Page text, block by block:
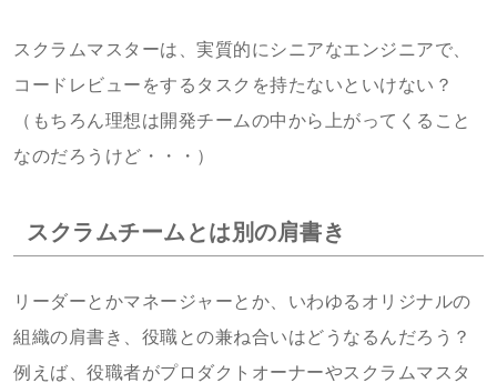
スクラムマスターは、実質的にシニアなエンジニアで、
コードレビューをするタスクを持たないといけない？
（もちろん理想は開発チームの中から上がってくること
なのだろうけど・・・）
スクラムチームとは別の肩書き
リーダーとかマネージャーとか、いわゆるオリジナルの
組織の肩書き、役職との兼ね合いはどうなるんだろう？
例えば、役職者がプロダクトオーナーやスクラムマスタ